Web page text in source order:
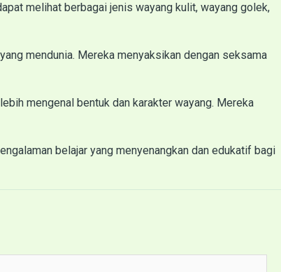
melihat berbagai jenis wayang kulit, wayang golek,
mendunia. Mereka menyaksikan dengan seksama
mengenal bentuk dan karakter wayang. Mereka
belajar yang menyenangkan dan edukatif bagi